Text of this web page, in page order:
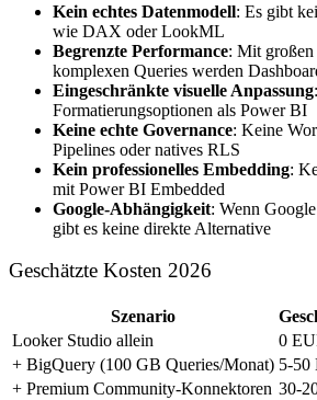
Kein echtes Datenmodell: Es gibt
wie DAX oder LookML
Begrenzte Performance: Mit großen
komplexen Queries werden
Eingeschränkte visuelle Anpassung
Formatierungsoptionen als Power BI
Keine echte Governance: Keine
Pipelines oder natives RLS
Kein professionelles Embedding:
mit Power BI Embedded
Google-Abhängigkeit: Wenn
gibt es keine direkte Alternative
Geschätzte Kosten 2026
Szenario
Looker Studio allein
0
+ BigQuery (100 GB Queries/Monat) 5-50
+ Premium Community-Konnektoren 30-